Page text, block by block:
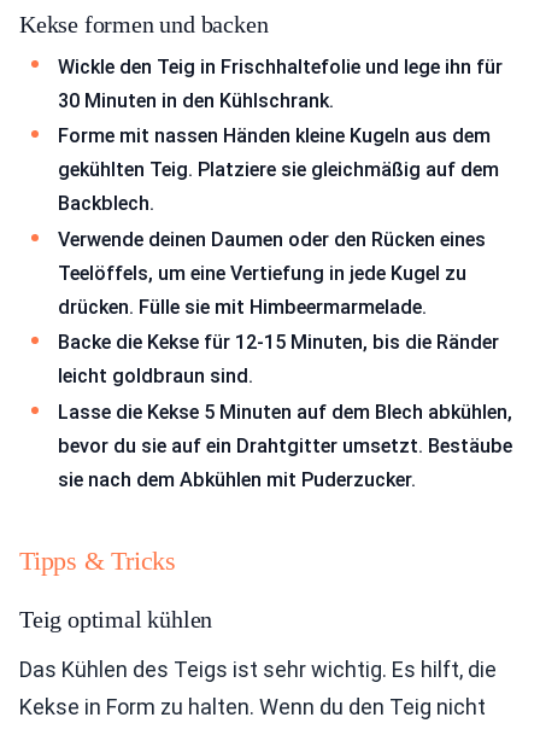
Kekse formen und backen
Wickle den Teig in Frischhaltefolie und lege ihn für
30 Minuten in den Kühlschrank.
Forme mit nassen Händen kleine Kugeln aus dem
gekühlten Teig. Platziere sie gleichmäßig auf dem
Backblech.
Verwende deinen Daumen oder den Rücken eines
Teelöffels, um eine Vertiefung in jede Kugel zu
drücken. Fülle sie mit Himbeermarmelade.
Backe die Kekse für 12-15 Minuten, bis die Ränder
leicht goldbraun sind.
Lasse die Kekse 5 Minuten auf dem Blech abkühlen,
bevor du sie auf ein Drahtgitter umsetzt. Bestäube
sie nach dem Abkühlen mit Puderzucker.
Tipps & Tricks
Teig optimal kühlen
Das Kühlen des Teigs ist sehr wichtig. Es hilft, die
Kekse in Form zu halten. Wenn du den Teig nicht